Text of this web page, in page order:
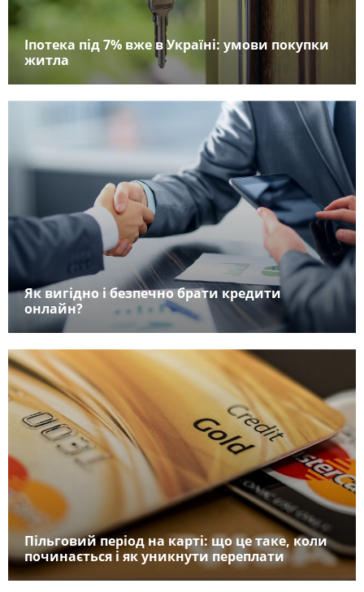
Іпотека під 7% вже в Україні: умови покупки
житла
Як вигідно і безпечно брати кредити
онлайн?
Пільговий період на карті: що це таке, коли
починається і як уникнути переплати